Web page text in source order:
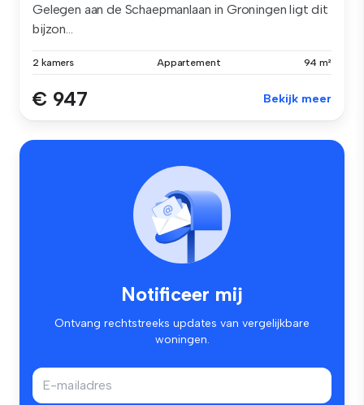
Gelegen aan de Schaepmanlaan in Groningen ligt dit
bijzon...
2 kamers Appartement 94 m²
€ 947 Bekijk meer
Notificeer mij
Ontvang rechtstreeks updates van vergelijkbare
woningen.